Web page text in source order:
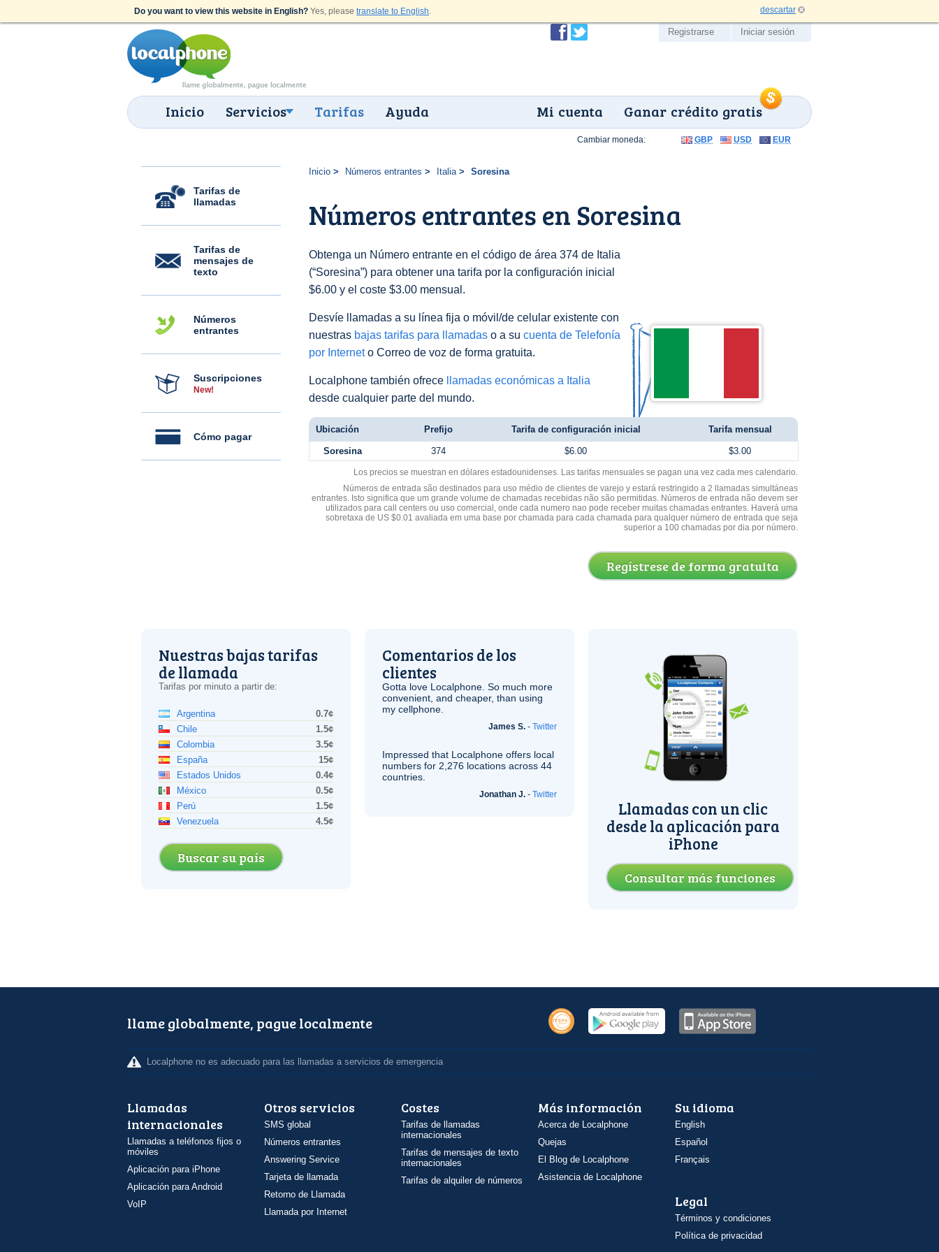
Do you want to view this website in English? Yes, please translate to English. descartar
Inicio Servicios Tarifas Ayuda Ganar crédito gratis
Mi cuenta
Registrarse Iniciar sesión
Tarifas de
llamadas
Tarifas de
mensajes de
texto
Números
entrantes
Suscripciones
New!
Cómo pagar
Inicio Números entrantes Italia Soresina
Números entrantes en Soresina
Obtenga un Número entrante en el código de área 374 de Italia
(“Soresina”) para obtener una tarifa por la configuración inicial
$6.00 y el coste $3.00 mensual.
Desvíe llamadas a su línea fija o móvil/de celular existente con
nuestras bajas tarifas para llamadas o a su cuenta de Telefonía
por Interneto Correo de voz de forma gratuita.
Localphone también ofrece
llamadas económicas a Italia
desde cualquier parte del mundo.
Cambiar moneda: GBP USD EUR
Ubicación Prefijo Tarifa de configuración inicial Tarifa mensual
Soresina 374 $6.00 $3.00
Los precios se muestran en dólares estadounidenses. Las tarifas mensuales se pagan una vez cada mes calendario.
Números de entrada são destinados para uso médio de clientes de varejo y estará restringido a 2 llamadas simultáneas
entrantes. Isto significa que um grande volume de chamadas recebidas não são permitidas. Números de entrada não devem ser
utilizados para call centers ou uso comercial, onde cada numero nao pode receber muitas chamadas entrantes. Haverá uma
sobretaxa de US $0.01 avaliada em uma base por chamada para cada chamada para qualquer número de entrada que seja
superior a 100 chamadas por dia por número.
Regístrese de forma gratuita
Nuestras bajas tarifas
de llamada
Tarifas por minuto a partir de:
Argentina
0.7¢
Chile
1.5¢
Colombia
3.5¢
España
15¢
Estados Unidos
0.4¢
México
0.5¢
Perú
1.5¢
Venezuela
4.5¢
Buscar su país
Comentarios de los
clientes
Gotta love Localphone. So much more
convenient, and cheaper, than using
my cellphone.
James S. - Twitter
Impressed that Localphone offers local
numbers for 2,276 locations across 44
countries.
Jonathan J. - Twitter
Llamadas con un clic
desde la aplicación para
iPhone
Consultar más funciones
llame globalmente, pague localmente
Localphone no es adecuado para las llamadas a servicios de emergencia
Llamadas
internacionales
Llamadas a teléfonos fijos o
móviles
Aplicación para iPhone
Aplicación para Android
VoIP
Otros servicios
SMS global
Números entrantes
Answering Service
Tarjeta de llamada
Retorno de Llamada
Llamada por Internet
Costes
Tarifas de llamadas
internacionales
Tarifas de mensajes de texto
internacionales
Tarifas de alquiler de números
Más información
Acerca de Localphone
Quejas
El Blog de Localphone
Asistencia de Localphone
Su idioma
English
Español
Français
Legal
Términos y condiciones
Política de privacidad